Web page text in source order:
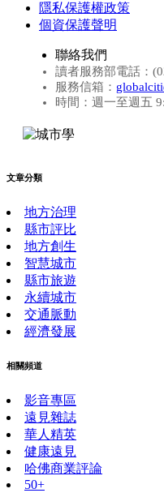
隱私保護權政策
個資保護聲明
聯絡我們
讀者服務部電話：
服務信箱：
時間：週一至週五
文章分類
地方治理
縣市評比
地方創生
智慧城市
縣市旅遊
永續城市
交通脈動
經濟發展
相關頻道
影音專區
遠見雜誌
華人精英
健康遠見
哈佛商業評論
50+